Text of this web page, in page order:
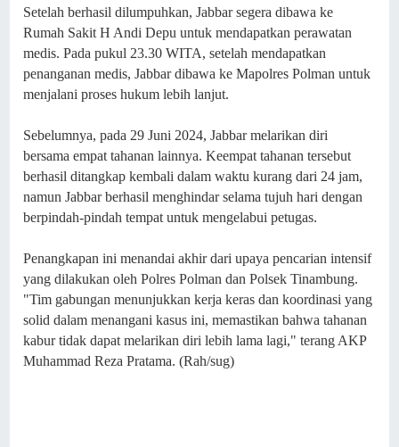
Setelah berhasil dilumpuhkan, Jabbar segera dibawa ke
Rumah Sakit H Andi Depu untuk mendapatkan perawatan
medis. Pada pukul 23.30 WITA, setelah mendapatkan
penanganan medis, Jabbar dibawa ke Mapolres Polman untuk
menjalani proses hukum lebih lanjut.
Sebelumnya, pada 29 Juni 2024, Jabbar melarikan diri
bersama empat tahanan lainnya. Keempat tahanan tersebut
berhasil ditangkap kembali dalam waktu kurang dari 24 jam,
namun Jabbar berhasil menghindar selama tujuh hari dengan
berpindah-pindah tempat untuk mengelabui petugas.
Penangkapan ini menandai akhir dari upaya pencarian intensif
yang dilakukan oleh Polres Polman dan Polsek Tinambung.
"Tim gabungan menunjukkan kerja keras dan koordinasi yang
solid dalam menangani kasus ini, memastikan bahwa tahanan
kabur tidak dapat melarikan diri lebih lama lagi," terang AKP
Muhammad Reza Pratama. (Rah/sug)